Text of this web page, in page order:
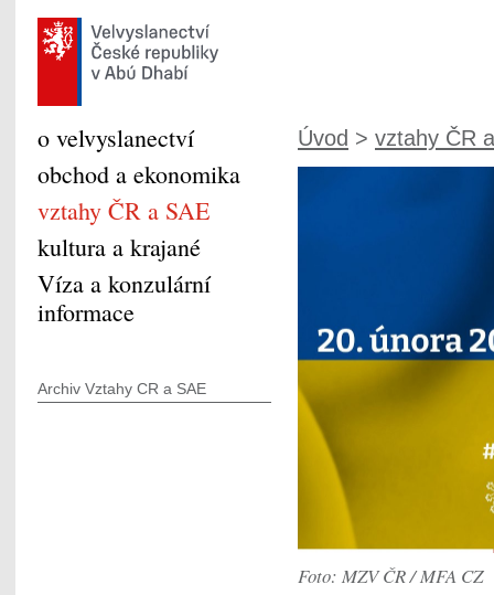
Úvod > vztahy ČR
Foto: MZV ČR / MFA CZ
o velvyslanectví
obchod a ekonomika
vztahy ČR a SAE
kultura a krajané
Víza a konzulární
informace
Archiv Vztahy CR a SAE